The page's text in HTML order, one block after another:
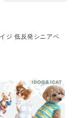
ジ 低反発シニアベ